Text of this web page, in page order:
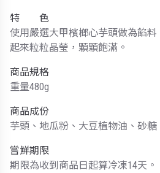
特 色
使用嚴選大甲檳榔心芋頭做為餡
起來粒粒晶瑩，顆顆飽滿。
商品規格
重量480g
商品成份
芋頭、地瓜粉、大豆植物油、砂糖
嘗鮮期限
期限為收到商品日起算冷凍14天。